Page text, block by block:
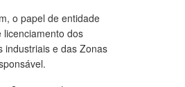
o papel de entidade
dos
industriais e das Zonas